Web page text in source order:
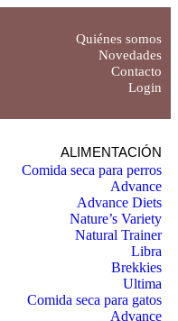
Quiénes somos
Novedades
Contacto
Login
ALIMENTACIÓN
Comida seca para perros
Advance
Advance Diets
Nature’s Variety
Natural Trainer
Libra
Brekkies
Ultima
Comida seca para gatos
Advance